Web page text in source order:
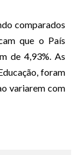
comparados
que o País
de 4,93%. As
foram
variarem com